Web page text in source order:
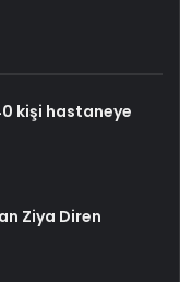
kişi hastaneye
Ziya Diren